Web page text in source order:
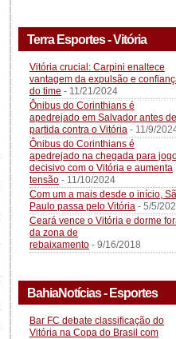
Terra Esportes - Vitória
Vitória crucial: Carpini enaltece
vantagem da expulsão e
do time - 11/21/2024
Ônibus do Corinthians é
apedrejado em Salvador antes de
partida contra o Vitória - 11/9/
Ônibus do Corinthians é
apedrejado na chegada para
decisivo com o Vitória e aumenta
tensão - 11/10/2024
Com um a mais desde o início,
Paulo passa pelo Vitória - 5/5/
Ceará vence o Vitória e dorme
da zona de
rebaixamento - 9/16/2018
BahiaNotícias - Esportes
Bar FC debate classificação do
Vitória na Copa do Brasil com